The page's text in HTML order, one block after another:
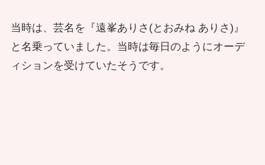
当時は、芸名を『遠峯ありさ(とおみね ありさ)』
と名乗っていました。当時は毎日のようにオーデ
ィションを受けていたそうです。